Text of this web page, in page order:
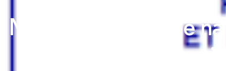
Nouveau Protocole
la santé et la